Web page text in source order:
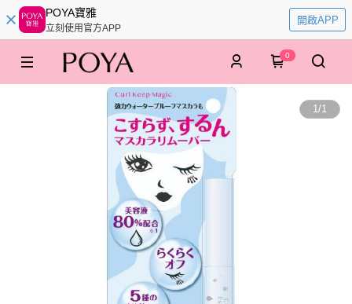
POYA寶雅
立刻使用官方APP
開啟APP
0
1/1